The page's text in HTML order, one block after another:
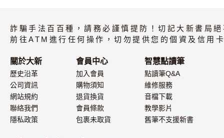
詐騙手法百百種，請務必謹慎提防！切記大新書局
前往ATM進行任何操作，切勿提供您的個資及信用
關於大新
歷史沿革
公司資訊
網站規約
聯絡我們
隱私政策
會員中心
加入會員
購物須知
退貨換貨
會員條款
包裹未取貨
智慧點讀筆
點讀筆Q&A
維修服務
音檔下載
教學影片
舊筆不支援新書